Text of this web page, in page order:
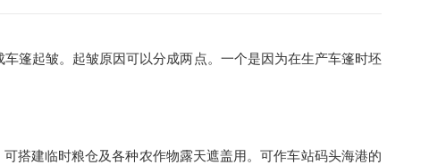
篷起皱。起皱原因可以分成两点。一个是因为在生产车篷时坯
搭建临时粮仓及各种农作物露天遮盖用。可作车站码头海港的